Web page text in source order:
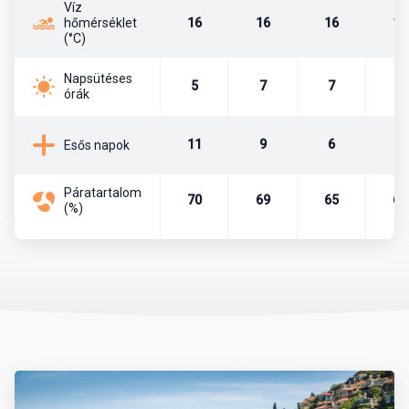
Főváros
Törökország fővárosa 1923 óta a kb. 5,5 millió lakosú Ankara. Itt
ülésezik a parlament, illetve itt találhatók a fontosabb
alapítója, Mustafa Kemal Atatürk is az itt lévő Anitkabir
mauzóleumban.
Pénznem, pénzváltás
Célszerű eurót vagy dollárt még Magyarországról magunkkal
Víz
hőmérséklet
(°C)
16 16 16 18
Napsütéses
órák
5 7 7
Esős napok 11 9 6
Páratartalom
(%)
70 69 65 67